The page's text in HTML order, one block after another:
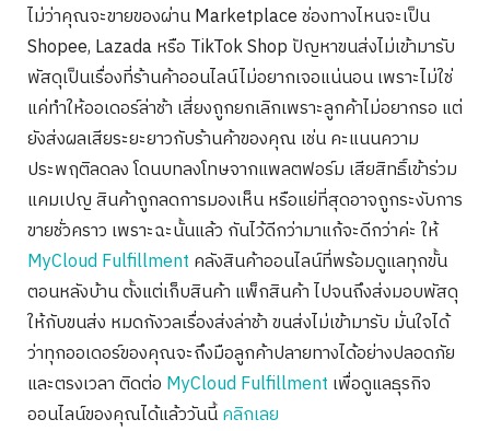
ไม่ว่าคุณจะขายของผ่าน Marketplace ช่องทางไหนจะเป็น
Shopee, Lazada หรือ TikTok Shop ปัญหาขนส่งไม่เข้ามารับ
พัสดุเป็นเรื่องที่ร้านค้าออนไลน์ไม่อยากเจอแน่นอน เพราะไม่ใช่
แค่ทำให้ออเดอร์ล่าช้า เสี่ยงถูกยกเลิกเพราะลูกค้าไม่อยากรอ แต่
ยังส่งผลเสียระยะยาวกับร้านค้าของคุณ เช่น คะแนนความ
ประพฤติลดลง โดนบทลงโทษจากแพลตฟอร์ม เสียสิทธิ์เข้าร่วม
แคมเปญ สินค้าถูกลดการมองเห็น หรือแย่ที่สุดอาจถูกระงับการ
ขายชั่วคราว เพราะฉะนั้นแล้ว กันไว้ดีกว่ามาแก้จะดีกว่าค่ะ ให้
MyCloud Fulfillment คลังสินค้าออนไลน์ที่พร้อมดูแลทุกขั้น
ตอนหลังบ้าน ตั้งแต่เก็บสินค้า แพ็กสินค้า ไปจนถึงส่งมอบพัสดุ
ให้กับขนส่ง หมดกังวลเรื่องส่งล่าช้า ขนส่งไม่เข้ามารับ มั่นใจได้
ว่าทุกออเดอร์ของคุณจะถึงมือลูกค้าปลายทางได้อย่างปลอดภัย
และตรงเวลา ติดต่อ MyCloud Fulfillment เพื่อดูแลธุรกิจ
ออนไลน์ของคุณได้แล้ววันนี้คลิกเลย